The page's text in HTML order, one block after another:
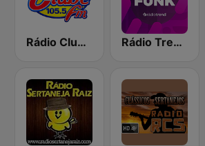
Rádio Clube FM - Brasília 105.5 Rádio Trend - Funk